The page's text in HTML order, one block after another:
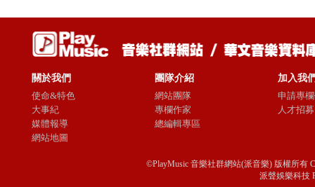
關於我們
使命&特色
大事紀
媒體報導
網站地圖
團隊介紹
網站團隊
專欄作家
總編輯專區
加入我
申請專
人才招募
©PlayMusic 音樂社群網站(派音樂) 版權所有
派聲娛樂科技